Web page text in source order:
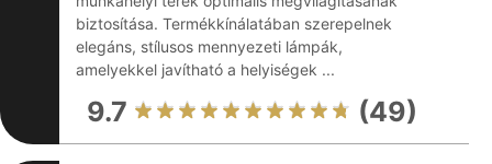
biztosítása. Termékkínálatában szerepelnek
elegáns, stílusos mennyezeti lámpák,
amelyekkel javítható a helyiségek ...
9.7 (49)